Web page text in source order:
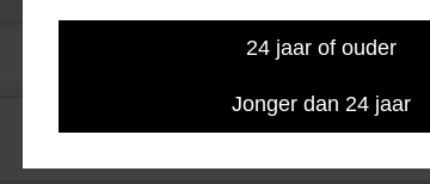
24 jaar of ouder
Jonger dan 24 jaar
Uitnodiging